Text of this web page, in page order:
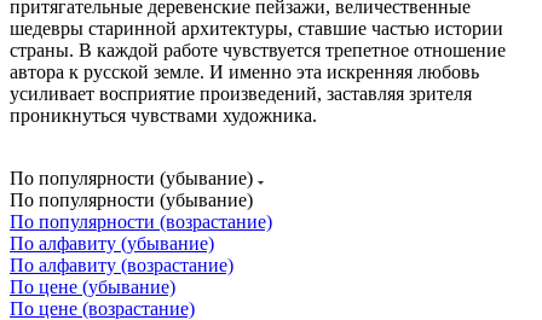
притягательные деревенские пейзажи, величественные
шедевры старинной архитектуры, ставшие частью истории
страны. В каждой работе чувствуется трепетное отношение
автора к русской земле. И именно эта искренняя любовь
усиливает восприятие произведений, заставляя зрителя
проникнуться чувствами художника.
По популярности (убывание)
По популярности (убывание)
По популярности (возрастание)
По алфавиту (убывание)
По алфавиту (возрастание)
По цене (убывание)
По цене (возрастание)